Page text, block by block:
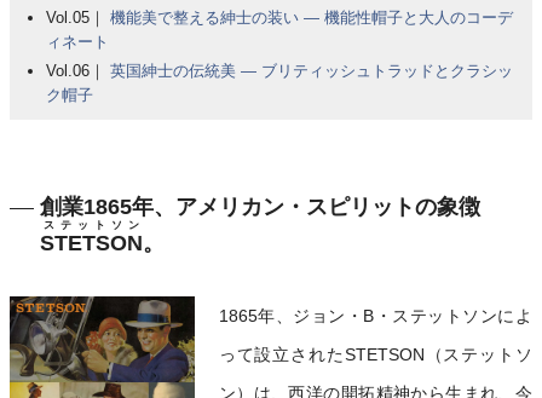
Vol.05｜ 機能美で整える紳士の装い ― 機能性帽子と大人のコーデ
ィネート
Vol.06｜ 英国紳士の伝統美 ― ブリティッシュトラッドとクラシッ
ク帽子
創業1865年、アメリカン・スピリットの象徴
STETSON
ステットソン
。
1865年、ジョン・B・ステットソンによ
って設立されたSTETSON（ステットソ
ン）は、西洋の開拓精神から生まれ、今